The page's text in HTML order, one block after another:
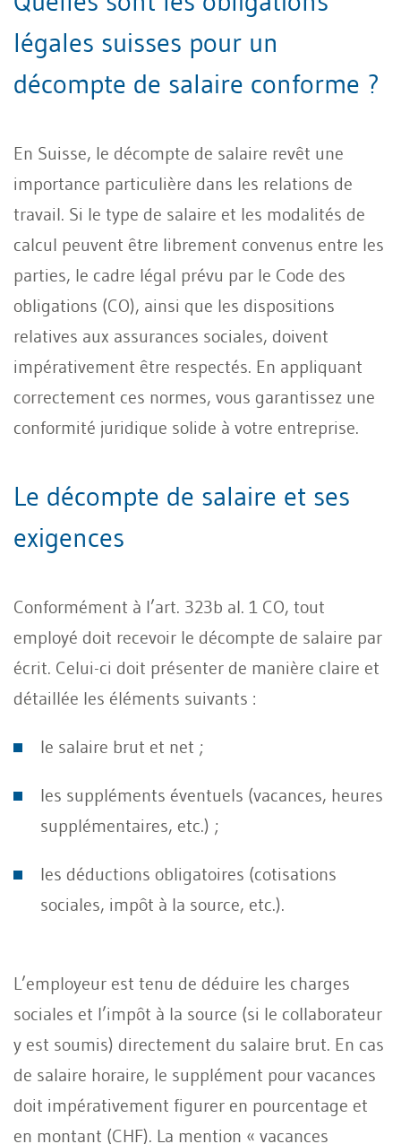
légales suisses pour un
décompte de salaire conforme ?
En Suisse, le décompte de salaire revêt une
importance particulière dans les relations de
travail. Si le type de salaire et les modalités de
calcul peuvent être librement convenus entre les
parties, le cadre légal prévu par le Code des
obligations (CO), ainsi que les dispositions
relatives aux assurances sociales, doivent
impérativement être respectés. En appliquant
correctement ces normes, vous garantissez une
conformité juridique solide à votre entreprise.
Le décompte de salaire et ses
exigences
Conformément à l’art. 323b al. 1 CO, tout
employé doit recevoir le décompte de salaire par
écrit. Celui-ci doit présenter de manière claire et
détaillée les éléments suivants :
le salaire brut et net ;
les suppléments éventuels (vacances, heures
supplémentaires, etc.) ;
les déductions obligatoires (cotisations
sociales, impôt à la source, etc.).
L’employeur est tenu de déduire les charges
sociales et l’impôt à la source (si le collaborateur
y est soumis) directement du salaire brut. En cas
de salaire horaire, le supplément pour vacances
doit impérativement figurer en pourcentage et
en montant (CHF). La mention « vacances